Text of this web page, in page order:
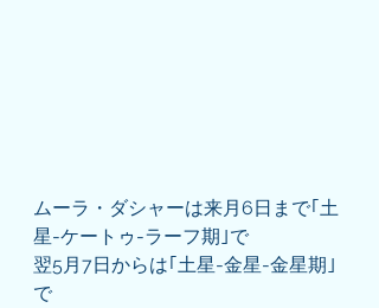
ムーラ・ダシャーは来月6日まで｢土
星-ケートゥ-ラーフ期｣で
翌5月7日からは｢土星-金星-金星期｣
で